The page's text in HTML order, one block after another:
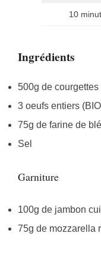
10
Ingrédients
500g de courgettes
3 oeufs entiers
75g de farine de
Sel
Garniture
100g de jambon
75g de mozzarella